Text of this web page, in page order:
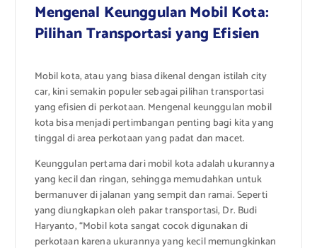
Mengenal Keunggulan Mobil Kota:
Pilihan Transportasi yang Efisien
Mobil kota, atau yang biasa dikenal dengan istilah city
car, kini semakin populer sebagai pilihan transportasi
yang efisien di perkotaan. Mengenal keunggulan mobil
kota bisa menjadi pertimbangan penting bagi kita yang
tinggal di area perkotaan yang padat dan macet.
Keunggulan pertama dari mobil kota adalah ukurannya
yang kecil dan ringan, sehingga memudahkan untuk
bermanuver di jalanan yang sempit dan ramai. Seperti
yang diungkapkan oleh pakar transportasi, Dr. Budi
Haryanto, “Mobil kota sangat cocok digunakan di
perkotaan karena ukurannya yang kecil memungkinkan